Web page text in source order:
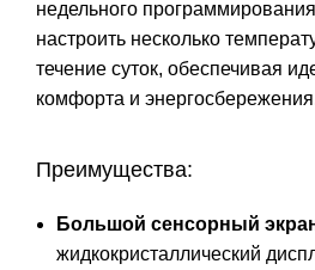
недельного
настроить несколько
течение суток, обеспечивая
комфорта и
Преимущества:
Большой сенсорный
жидкокристаллический